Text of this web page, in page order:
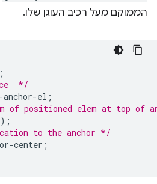
הממוקם מעל רכיב העוגן שלו.
;
*/
anchor-el ;
of positioned elem at top of
);
to the anchor */
center ;